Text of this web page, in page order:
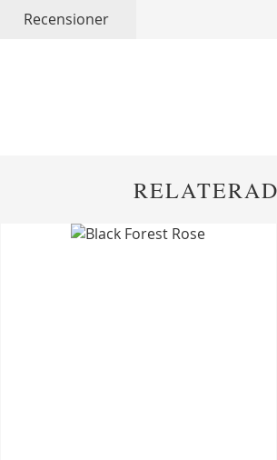
Recensioner